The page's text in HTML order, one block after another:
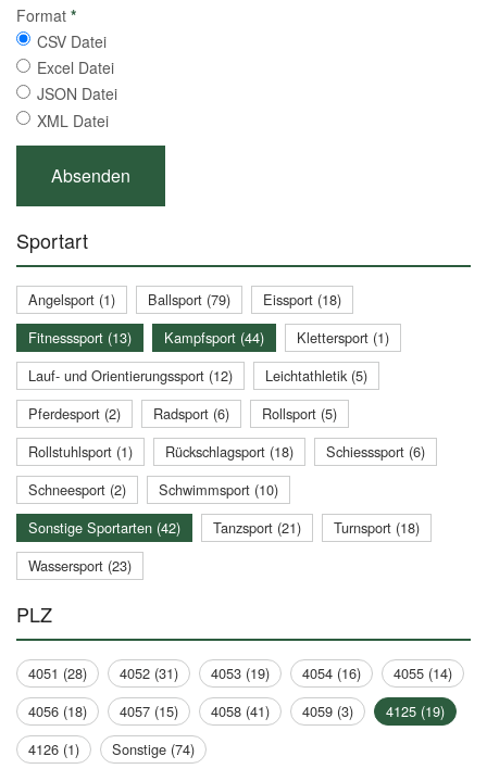
Format *
CSV Datei
Excel Datei
JSON Datei
XML Datei
Sportart
Angelsport (1) Ballsport (79)
Eissport (18)
Fitnesssport (13)
Kampfsport (44)
Klettersport (1)
Lauf- und Orientierungssport (12)
Leichtathletik (5)
Pferdesport (2)
Radsport (6)
Rollsport (5)
Rollstuhlsport (1)
Rückschlagsport (18)
Schiesssport (6)
Schneesport (2)
Schwimmsport (10)
Sonstige Sportarten (42)
Tanzsport (21)
Turnsport (18)
Wassersport (23)
PLZ
4051 (28) 4052 (31) 4053 (19) 4054 (16)
4055 (14)
4056 (18)
4057 (15) 4058 (41) 4059 (3)
4125 (19)
4126 (1)
Sonstige (74)